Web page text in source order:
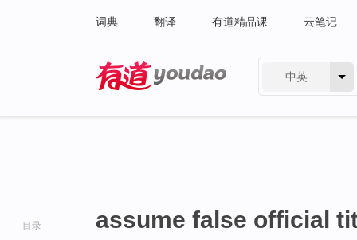
词典 翻译 有道精品课 云笔记
中英
目录 assume false official